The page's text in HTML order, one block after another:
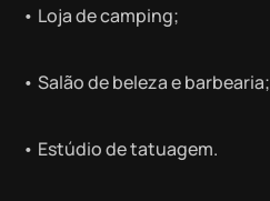
• Loja de camping;
• Salão de beleza e barbearia;
• Estúdio de tatuagem.